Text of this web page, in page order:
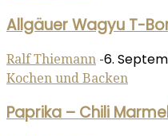
Allgäuer Wagyu T-
Ralf Thiemann -6.
Kochen und Backen
Paprika – Chili